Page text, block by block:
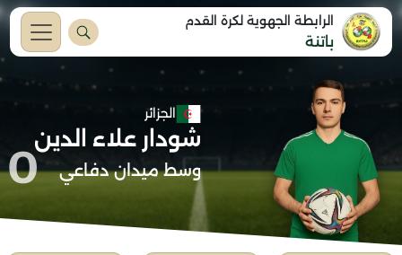
الرابطة الجهوية لكرة القدم
باتنة
الجزائر
شودار علاء الدين
وسط ميدان دفاعي 0